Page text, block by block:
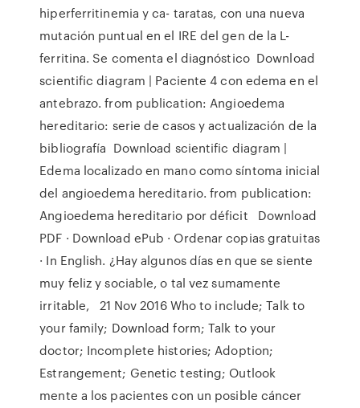
hiperferritinemia y ca- taratas, con una nueva
mutación puntual en el IRE del gen de la L-
ferritina. Se comenta el diagnóstico Download
scientific diagram | Paciente 4 con edema en el
antebrazo. from publication: Angioedema
hereditario: serie de casos y actualización de la
bibliografía Download scientific diagram |
Edema localizado en mano como síntoma inicial
del angioedema hereditario. from publication:
Angioedema hereditario por déficit Download
PDF · Download ePub · Ordenar copias gratuitas
· In English. ¿Hay algunos días en que se siente
muy feliz y sociable, o tal vez sumamente
irritable, 21 Nov 2016 Who to include; Talk to
your family; Download form; Talk to your
doctor; Incomplete histories; Adoption;
Estrangement; Genetic testing; Outlook
mente a los pacientes con un posible cáncer